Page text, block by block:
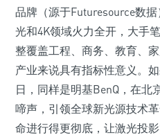
品牌（源于Futuresource数
光和4K领域火力全开，大手
整覆盖工程、商务、教育、
产业来说具有指标性意义。
日，同样是明基BenQ，在北
啼声，引领全球新光源技术
命进行得更彻底，让激光投